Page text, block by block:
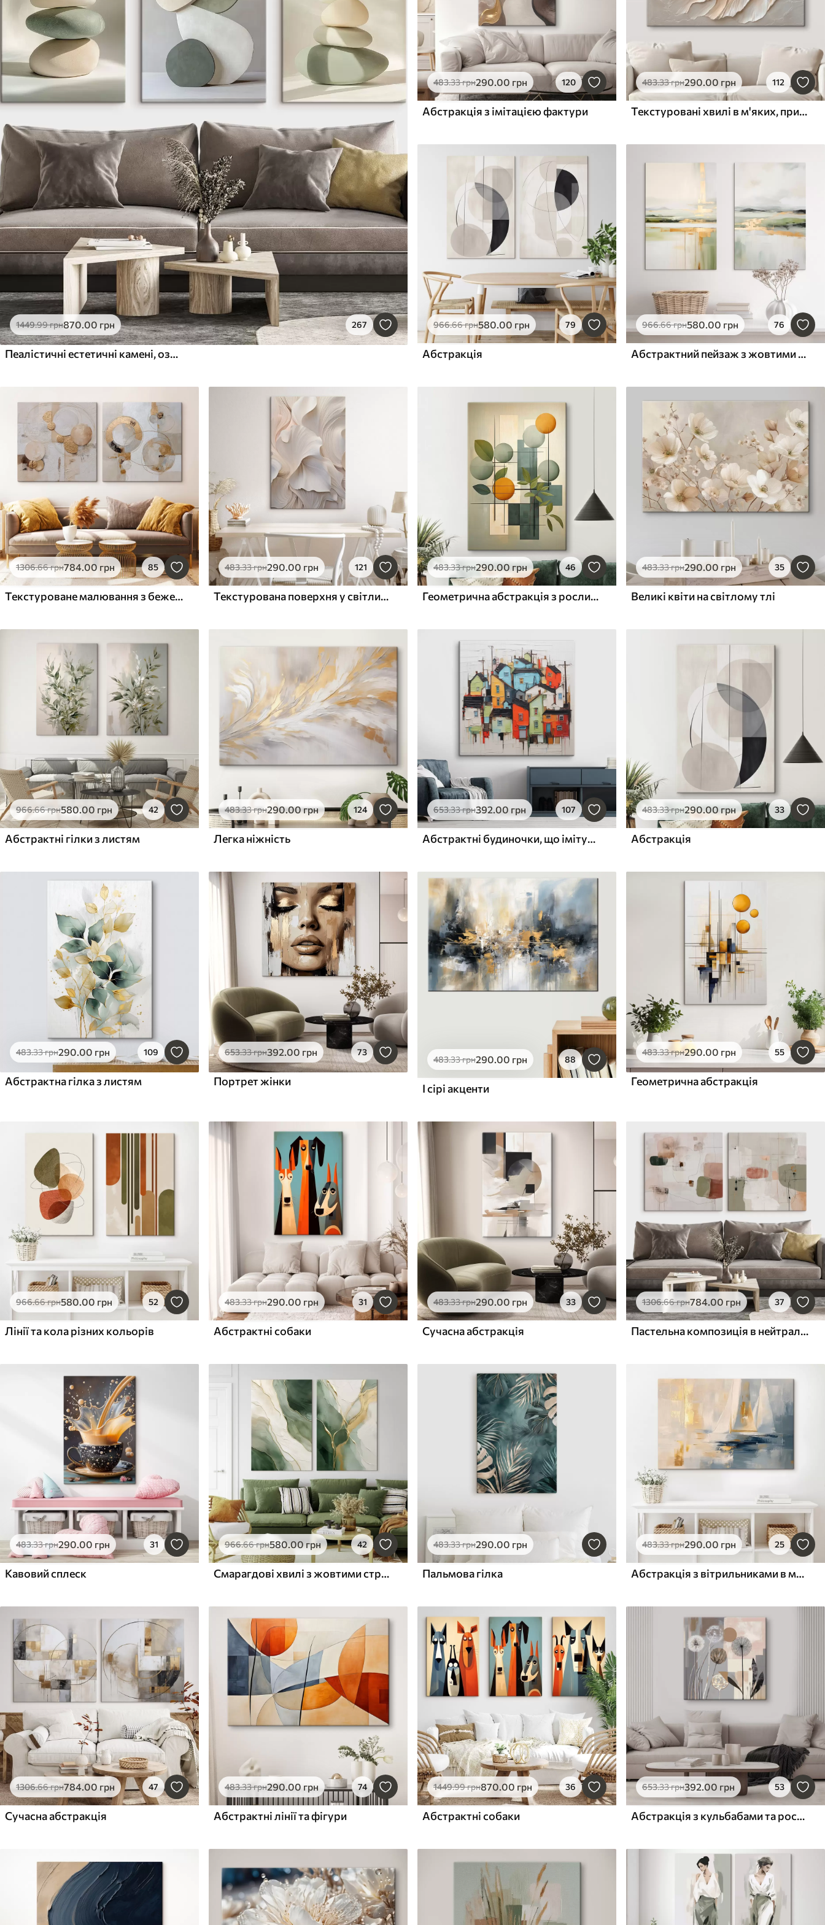
1449.99грн870.00 грн 267
Пеалістичні естетичні камені, оздоблення будинку, природне освітлення
483.33грн290.00 грн 120
Абстракція з імітацією фактури
483.33грн290.00 грн 112
Текстуровані хвилі в м'яких, приглушених тонах
966.66грн580.00 грн 79
Абстракція
966.66грн580.00 грн 76
Абстрактний пейзаж з жовтими акцентами, мінімалістична композиція землі, води та неба, з приглушеними кольорами
1306.66грн784.00 грн 85
Текстуроване малювання з бежевими та білими формами
483.33грн290.00 грн 121
Текстурована поверхня у світлих тонах
483.33грн290.00 грн 46
Геометрична абстракція з рослинами
483.33грн290.00 грн 35
Великі квіти на світлому тлі
966.66грн580.00 грн 42
Абстрактні гілки з листям
483.33грн290.00грн 124
Легка ніжність
653.33грн392.00 грн 107
Абстрактні будиночки, що імітують мазок пензля
483.33грн290.00 грн 33
Абстракція
483.33грн290.00 грн 109
Абстрактна гілка з листям
653.33грн392.00 грн 73
Портрет жінки
483.33грн290.00 грн 88
І сірі акценти
483.33грн290.00 грн 55
Геометрична абстракція
966.66грн580.00 грн 52
Лінії та кола різних кольорів
483.33грн290.00 грн 31
Абстрактні собаки
483.33грн290.00 грн 33
Сучасна абстракція
1306.66грн784.00 грн 37
Пастельна композиція в нейтральних тонах
483.33грн290.00 грн 31
Кавовий сплеск
966.66грн580.00грн 42
Смарагдові хвилі з жовтими струмками
483.33грн290.00 грн
Пальмова гілка
483.33грн290.00 грн 25
Абстракція з вітрильниками в морі, акриловий стиль, захід сонця
1306.66грн784.00 грн 47
Сучасна абстракція
483.33грн290.00 грн 74
Абстрактні лінії та фігури
1449.99грн870.00 грн 36
Абстрактні собаки
653.33грн392.00 грн 53
Абстракція з кульбабами та рослинами